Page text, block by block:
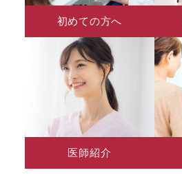
初めての方へ
医師紹介